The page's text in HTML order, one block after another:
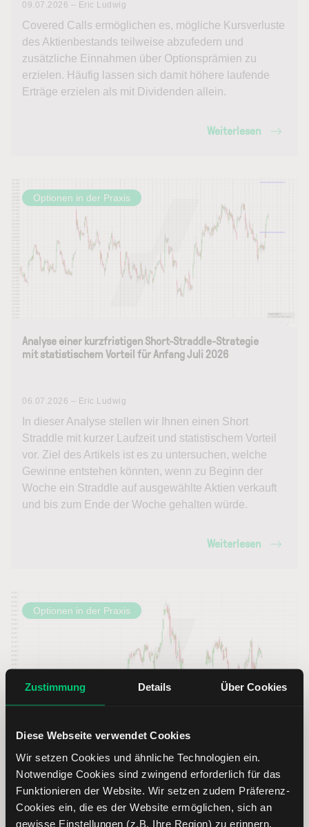
Zustimmung Details Über Cookies
Diese Webseite verwendet Cookies
Wir setzen Cookies und ähnliche Technologien ein.
Notwendige Cookies sind zwingend erforderlich für das
Funktionieren der Website. Wir setzen zudem Präferenz-
Cookies ein, die es der Website ermöglichen, sich an
gewisse Einstellungen (z.B. Ihre Region) zu erinnern.
09.07.2026 – Eric Ludwig
Covered Calls ermöglichen es, mögliche Kursverluste
des Aktienbestands teilweise abzufedern und
zusätzliche Einnahmen über Optionsprämien zu
erzielen. Häufig lassen sich damit höhere laufende
Erträge erzielen als mit Dividenden allein.
Weiterlesen
Optionen in der Praxis
Analyse einer kurzfristigen Short-Straddle-Strategie
mit statistischem Vorteil für Anfang Juli 2026
06.07.2026 – Eric Ludwig
In dieser Analyse stellen wir Ihnen einen Short
Straddle mit kurzer Laufzeit und statistischem Vorteil
vor. Ziel des Artikels ist es zu untersuchen, welche
Gewinne entstehen könnten, wenn zu Beginn der
Woche ein Straddle auf ausgewählte Aktien verkauft
und bis zum Ende der Woche gehalten würde.
Weiterlesen
Optionen in der Praxis
Optionstradeidee: Die Quartalsergebnisse von Truist
Financial mit Optionen und mit statistischem Vorteil
handeln